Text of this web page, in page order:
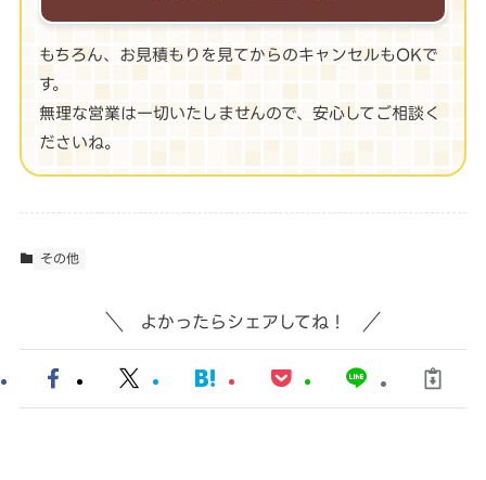
もちろん、お見積もりを見てからのキャンセルもOKで
す。
無理な営業は一切いたしませんので、安心してご相談く
ださいね。
その他
よかったらシェアしてね！